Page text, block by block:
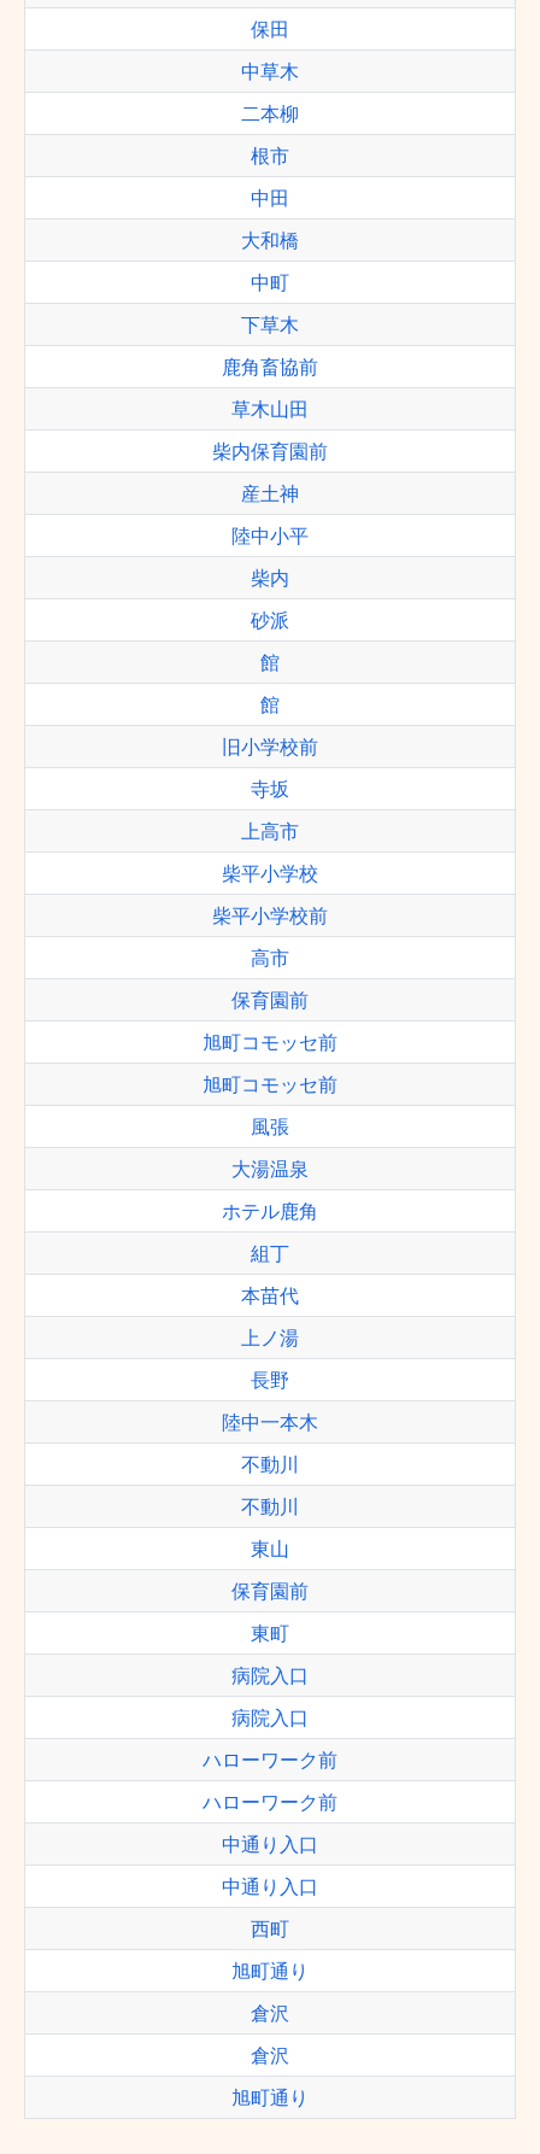
保田
中草木
二本柳
根市
中田
大和橋
中町
下草木
鹿角畜協前
草木山田
柴内保育園前
産土神
陸中小平
柴内
砂派
館
館
旧小学校前
寺坂
上高市
柴平小学校
柴平小学校前
高市
保育園前
旭町コモッセ前
旭町コモッセ前
風張
大湯温泉
ホテル鹿角
組丁
本苗代
上ノ湯
長野
陸中一本木
不動川
不動川
東山
保育園前
東町
病院入口
病院入口
ハローワーク前
ハローワーク前
中通り入口
中通り入口
西町
旭町通り
倉沢
倉沢
旭町通り